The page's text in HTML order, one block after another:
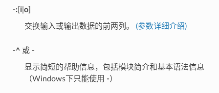
-:[ i| o]
交换输入或输出数据的前两列。 (参数详细介绍)
-^或 -
显示简短的帮助信息，包括模块简介和基本语法信息
（Windows下只能使用 -）